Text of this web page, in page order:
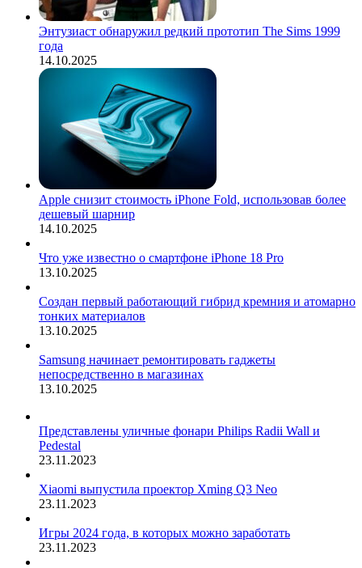
Энтузиаст обнаружил редкий прототип The Sims 1999
года
14.10.2025
Apple снизит стоимость iPhone Fold, использовав более
дешевый шарнир
14.10.2025
Что уже известно о смартфоне iPhone 18 Pro
13.10.2025
Создан первый работающий гибрид кремния и атомарно
тонких материалов
13.10.2025
Samsung начинает ремонтировать гаджеты
непосредственно в магазинах
13.10.2025
Представлены уличные фонари Philips Radii Wall и
Pedestal
23.11.2023
Xiaomi выпустила проектор Xming Q3 Neo
23.11.2023
Игры 2024 года, в которых можно заработать
23.11.2023